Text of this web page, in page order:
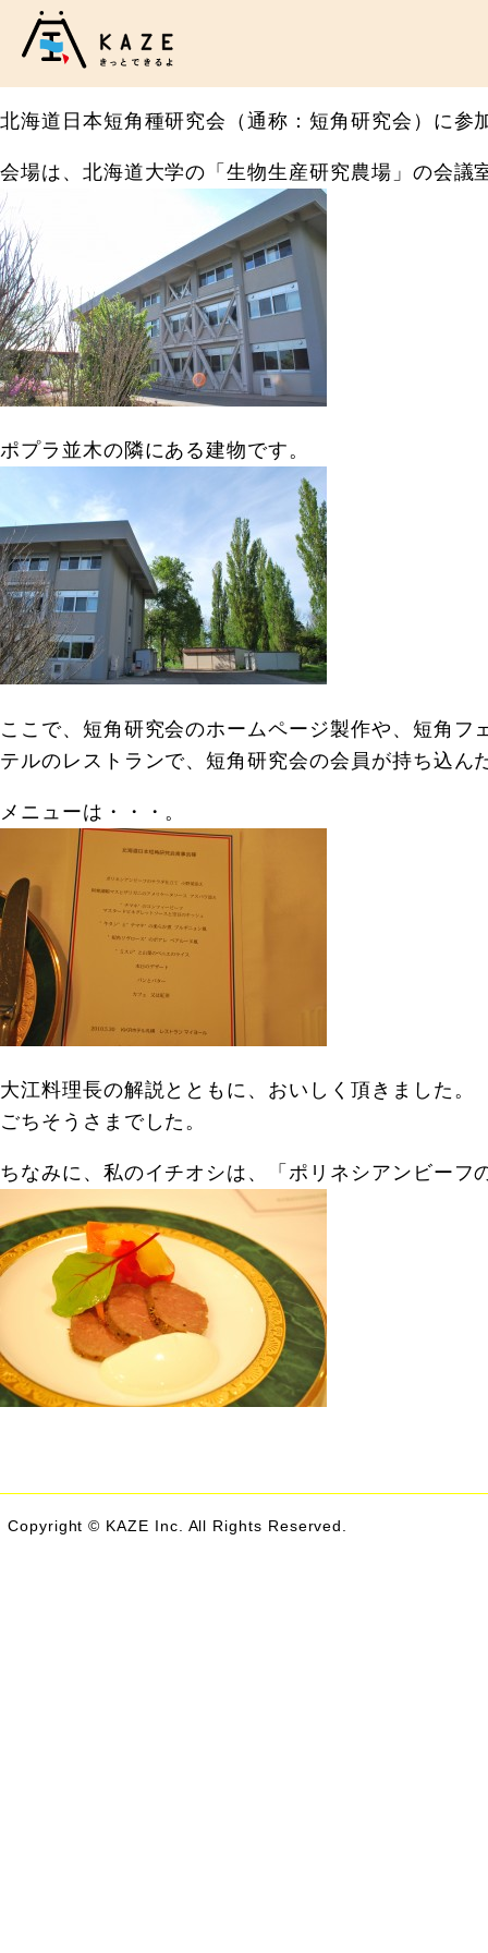
北海道日本短角種研究会（通称：短角研究会）に参
会場は、北海道大学の「生物生産研究農場」の会議
ポプラ並木の隣にある建物です。
ここで、短角研究会のホームページ製作や、短角
テルのレストランで、短角研究会の会員が持ち込ん
メニューは・・・。
大江料理長の解説とともに、おいしく頂きました。
ごちそうさまでした。
ちなみに、私のイチオシは、「ポリネシアンビー
Copyright © KAZE Inc. All Rights Reserved.